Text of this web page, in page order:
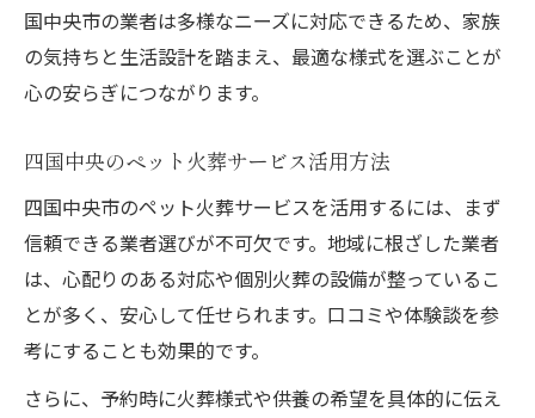
国中央市の業者は多様なニーズに対応できるため、家族
の気持ちと生活設計を踏まえ、最適な様式を選ぶことが
心の安らぎにつながります。
四国中央のペット火葬サービス活用方法
四国中央市のペット火葬サービスを活用するには、まず
信頼できる業者選びが不可欠です。地域に根ざした業者
は、心配りのある対応や個別火葬の設備が整っているこ
とが多く、安心して任せられます。口コミや体験談を参
考にすることも効果的です。
さらに、予約時に火葬様式や供養の希望を具体的に伝え